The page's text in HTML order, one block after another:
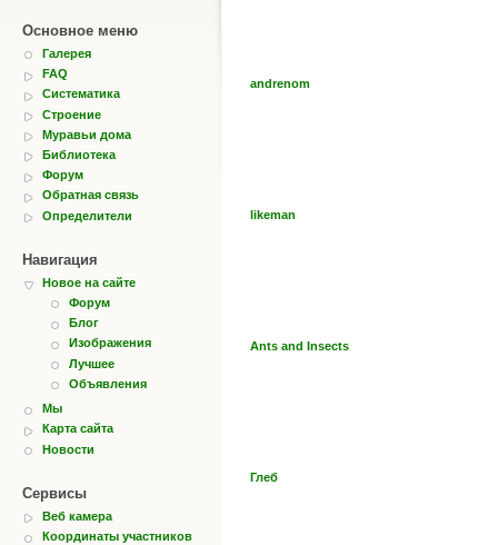
Основное меню
Галерея
FAQ
Систематика
Строение
Муравьи дома
Библиотека
Форум
Обратная связь
Определители
Навигация
Новое на сайте
Форум
Блог
Изображения
Лучшее
Объявления
Мы
Карта сайта
Новости
Сервисы
Веб камера
Координаты участников
andrenom
likeman
Ants and Insects
Глеб